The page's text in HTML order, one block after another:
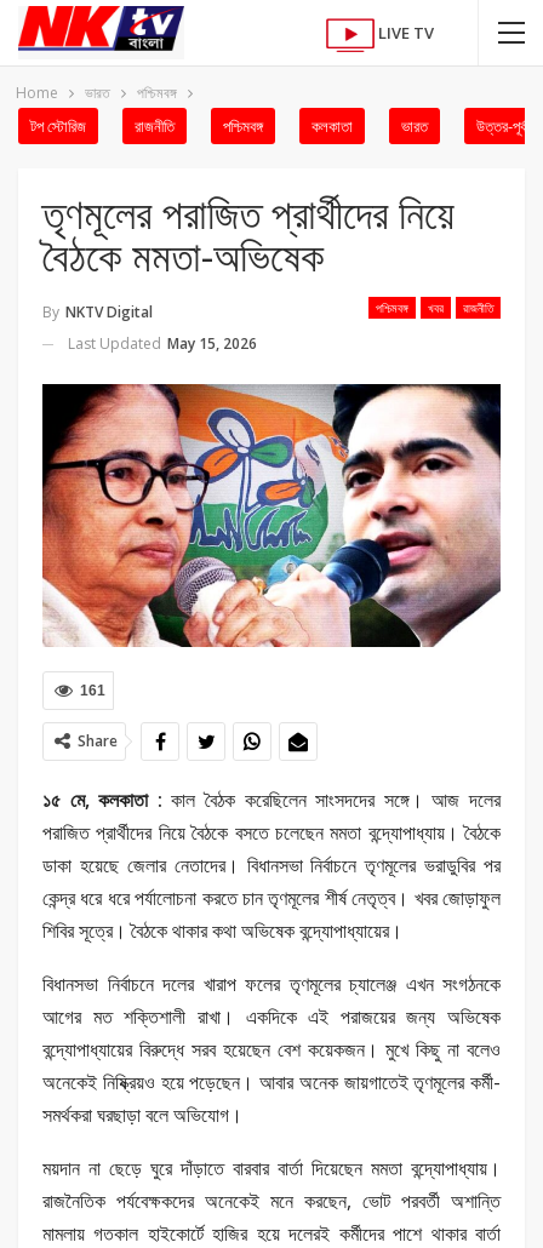
LIVE TV
Home ভারত পশ্চিমবঙ্গ
টপ স্টোরিজ রাজনীতি পশ্চিমবঙ্গ কলকাতা ভারত উত্তর-পূর্ব
তৃণমূলের পরাজিত প্রার্থীদের নিয়ে
বৈঠকে মমতা-অভিষেক
পশ্চিমবঙ্গ খবর রাজনীতি
By NKTV Digital
Last Updated May 15, 2026
161
Share
১৫ মে, কলকাতা :কাল বৈঠক করেছিলেন সাংসদদের সঙ্গে। আজ দলের
পরাজিত প্রার্থীদের নিয়ে বৈঠকে বসতে চলেছেন মমতা বন্দ্যোপাধ্যায়। বৈঠকে
ডাকা হয়েছে জেলার নেতাদের। বিধানসভা নির্বাচনে তৃণমূলের ভরাডুবির পর
কেন্দ্র ধরে ধরে পর্যালোচনা করতে চান তৃণমূলের শীর্ষ নেতৃত্ব। খবর জোড়াফুল
শিবির সূত্রে। বৈঠকে থাকার কথা অভিষেক বন্দ্যোপাধ্যায়ের।
বিধানসভা নির্বাচনে দলের খারাপ ফলের তৃণমূলের চ্যালেঞ্জ এখন সংগঠনকে
আগের মত শক্তিশালী রাখা। একদিকে এই পরাজয়ের জন্য অভিষেক
বন্দ্যোপাধ্যায়ের বিরুদ্ধে সরব হয়েছেন বেশ কয়েকজন। মুখে কিছু না বলেও
অনেকেই নিষ্ক্রিয়ও হয়ে পড়েছেন। আবার অনেক জায়গাতেই তৃণমূলের কর্মী-
সমর্থকরা ঘরছাড়া বলে অভিযোগ।
ময়দান না ছেড়ে ঘুরে দাঁড়াতে বারবার বার্তা দিয়েছেন মমতা বন্দ্যোপাধ্যায়।
রাজনৈতিক পর্যবেক্ষকদের অনেকেই মনে করছেন, ভোট পরবর্তী অশান্তি
মামলায় গতকাল হাইকোর্টে হাজির হয়ে দলেরই কর্মীদের পাশে থাকার বার্তা